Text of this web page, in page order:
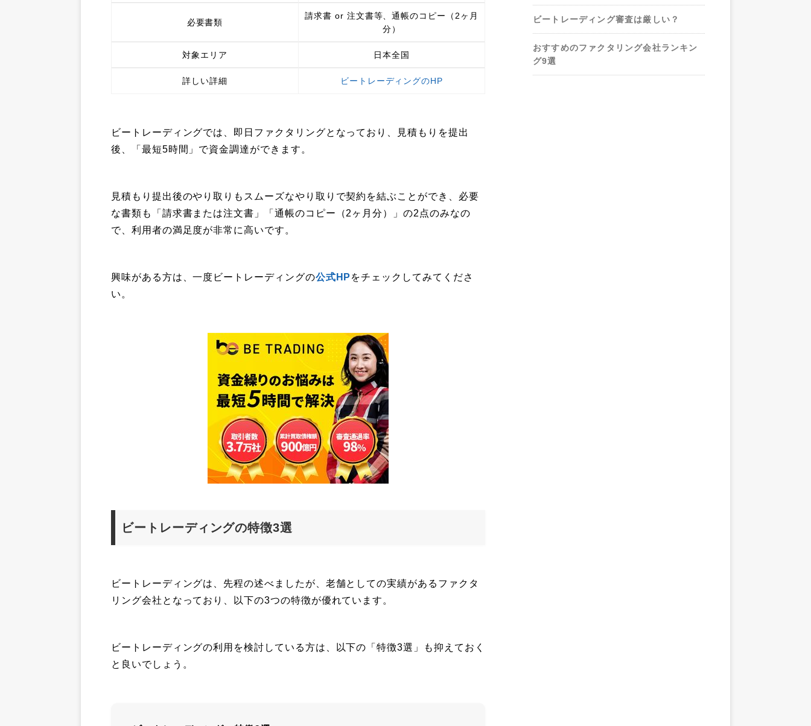
必要書類
請求書 or 注文書等、通帳のコピー（2ヶ月
分）
対象エリア 日本全国
詳しい詳細 ビートレーディングのHP
ビートレーディングでは、即日ファクタリングとなっており、見積もりを提出
後、「最短5時間」で資金調達ができます。
見積もり提出後のやり取りもスムーズなやり取りで契約を結ぶことができ、必要
な書類も「請求書または注文書」「通帳のコピー（2ヶ月分）」の2点のみなの
で、利用者の満足度が非常に高いです。
興味がある方は、一度ビートレーディングの公式HP をチェックしてみてくださ
い。
ビートレーディングの特徴3選
ビートレーディングは、先程の述べましたが、老舗としての実績があるファクタ
リング会社となっており、以下の3つの特徴が優れています。
ビートレーディングの利用を検討している方は、以下の「特徴3選」も抑えておく
と良いでしょう。
ビートレーディング審査は厳しい？
おすすめのファクタリング会社ランキン
グ9選